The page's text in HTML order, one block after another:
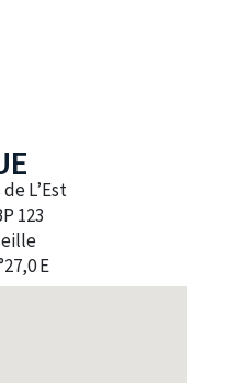
L’Est
123
E